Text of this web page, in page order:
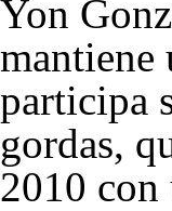
Yon
mantiene
participa
gordas,
2010 con